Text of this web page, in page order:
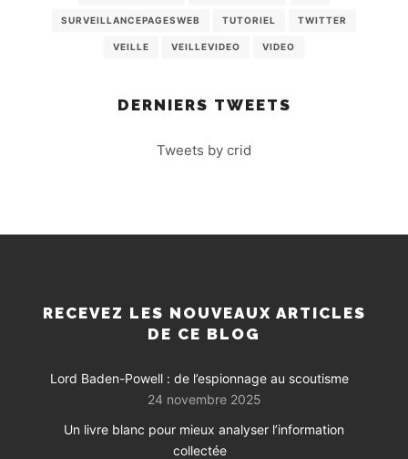
SURVEILLANCEPAGESWEB TUTORIEL TWITTER
VEILLE VEILLEVIDEO VIDEO
DERNIERS TWEETS
Tweets by crid
RECEVEZ LES NOUVEAUX ARTICLES
DE CE BLOG
Lord Baden-Powell : de l’espionnage au scoutisme
24 novembre 2025
Un livre blanc pour mieux analyser l’information
collectée